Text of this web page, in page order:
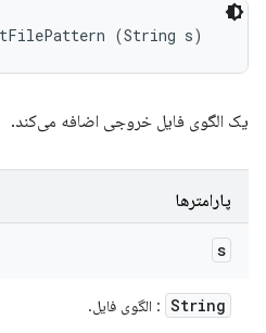
(String s)
یک الگوی فایل خروجی اضافه می‌کند.
پارامترها
s
String : الگوی فایل.